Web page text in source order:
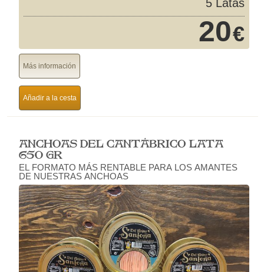
5 Latas
20€
Más información
Añadir a la cesta
ANCHOAS DEL CANTÁBRICO LATA
650 GR
EL FORMATO MÁS RENTABLE PARA LOS AMANTES
DE NUESTRAS ANCHOAS